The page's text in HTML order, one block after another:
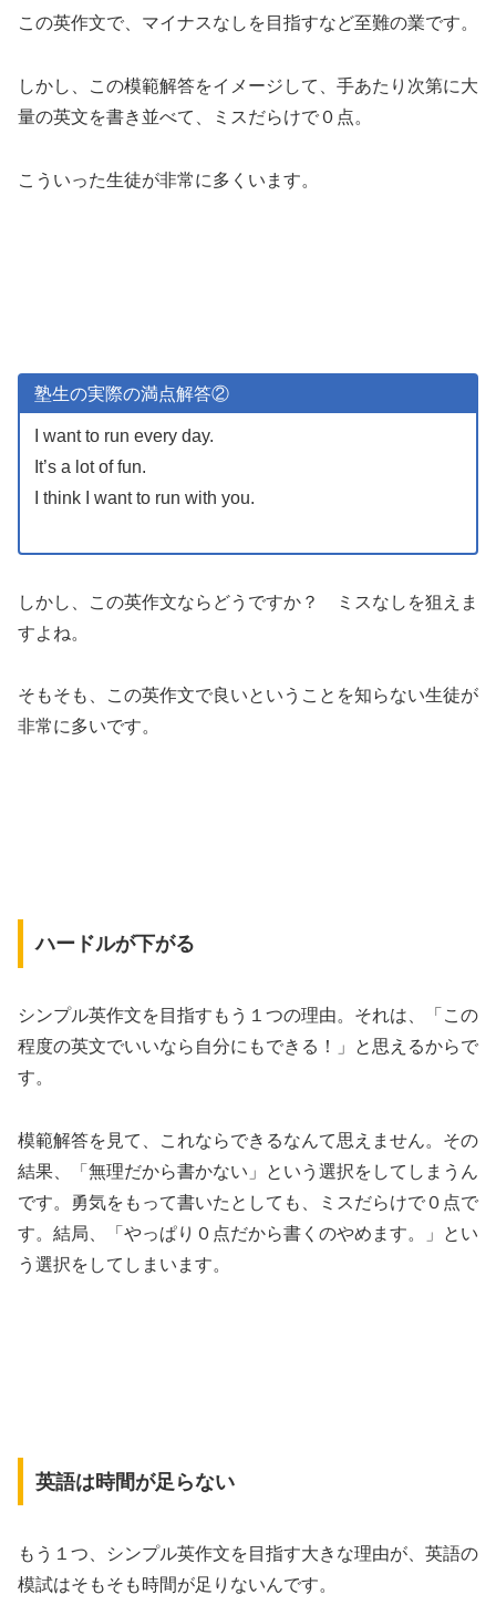
この英作文で、マイナスなしを目指すなど至難の業です。
しかし、この模範解答をイメージして、手あたり次第に大
量の英文を書き並べて、ミスだらけで０点。
こういった生徒が非常に多くいます。
塾生の実際の満点解答②
I want to run every day.
It’s a lot of fun.
I think I want to run with you.
しかし、この英作文ならどうですか？ ミスなしを狙えま
すよね。
そもそも、この英作文で良いということを知らない生徒が
非常に多いです。
ハードルが下がる
シンプル英作文を目指すもう１つの理由。それは、「この
程度の英文でいいなら自分にもできる！」と思えるからで
す。
模範解答を見て、これならできるなんて思えません。その
結果、「無理だから書かない」という選択をしてしまうん
です。勇気をもって書いたとしても、ミスだらけで０点で
す。結局、「やっぱり０点だから書くのやめます。」とい
う選択をしてしまいます。
英語は時間が足らない
もう１つ、シンプル英作文を目指す大きな理由が、英語の
模試はそもそも時間が足りないんです。